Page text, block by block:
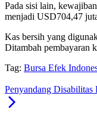
Pada sisi lain,
menjadi USD704,47
Kas bersih yang
Ditambah pembayaran
Tag: Bursa Efek
Penyandang